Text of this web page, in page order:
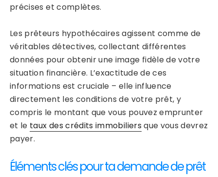
précises et complètes.
Les prêteurs hypothécaires agissent comme de
véritables détectives, collectant différentes
données pour obtenir une image fidèle de votre
situation financière. L’exactitude de ces
informations est cruciale – elle influence
directement les conditions de votre prêt, y
compris le montant que vous pouvez emprunter
et le taux des crédits immobiliers que vous devrez
payer.
Éléments clés pour ta demande de prêt